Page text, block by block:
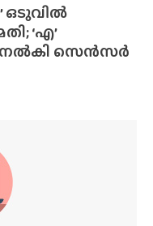
ഒടുവിൽ
‘എ’
നൽകി സെൻസർ